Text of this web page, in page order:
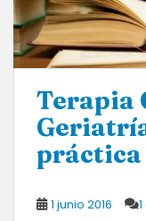
Terapia
práctica
1 junio 2016